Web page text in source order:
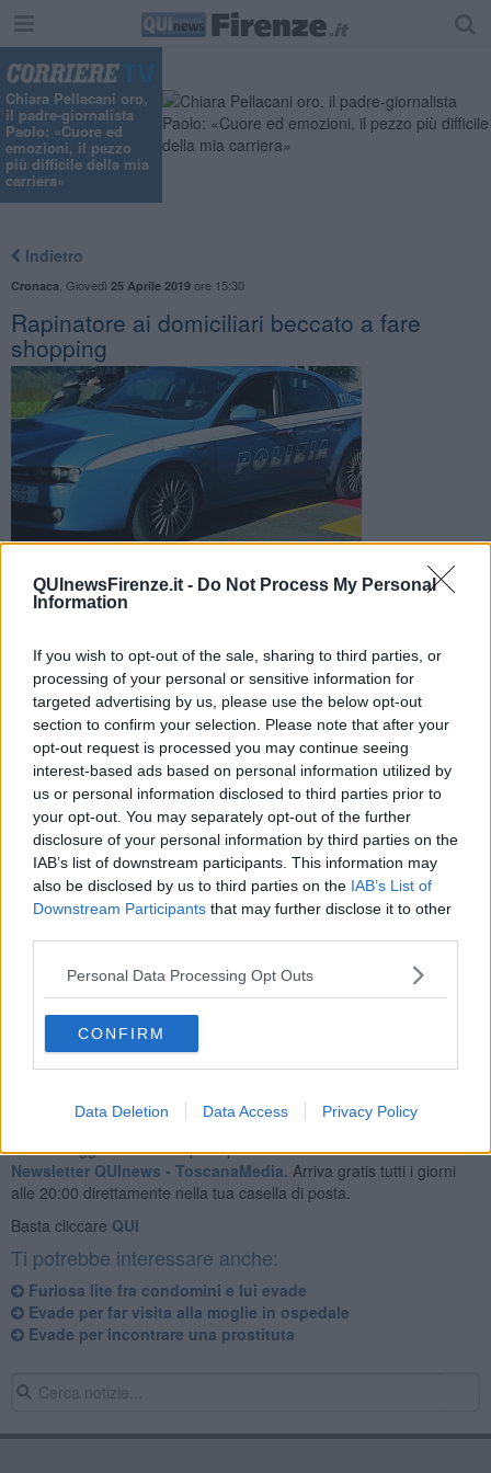
QUInewsFirenze.it - Do Not Process My Personal
Information
If you wish to opt-out of the sale, sharing to third parties, or
processing of your personal or sensitive information for
targeted advertising by us, please use the below opt-out
section to confirm your selection. Please note that after your
opt-out request is processed you may continue seeing
interest-based ads based on personal information utilized by
us or personal information disclosed to third parties prior to
your opt-out. You may separately opt-out of the further
disclosure of your personal information by third parties on the
IAB’s list of downstream participants. This information may
also be disclosed by us to third parties on the IAB’s List of
Downstream Participants that may further disclose it to other
Personal Data Processing Opt Outs
CONFIRM
Data Deletion Data Access Privacy Policy
Chiara Pellacani oro,
il padre-giornalista
Paolo: «Cuore ed
emozioni, il pezzo
più difficile della mia
carriera»
Indietro
Cronaca Giovedì 25 Aprile 2019ore 15:30
Rapinatore ai domiciliari beccato a fare
shopping
Il pregiudicato, fiorentino, abita a Pistoia ma è stato scoperto
da una volante della Polizia mentre stava passeggiando nel
PRATO —Ha violato gli arresti domicliari ed è stato scoperto dalla
polizia mentre passeggiava tranquillamente in viale Vittorio Veneto,
nel centro di Prato, guardando le vetrine dei negozi. Il protagonista
della vicenda è un pregiudicato di 44 anni, fiorentino e residente a
Pistoia.
Durante il controllo, gli agenti hanno trovato addosso all'uomo
anche un coltello a serramanico e sostanza stupefacente per uso
personale. E così è scattato l'arresto per evasione.
Se vuoi leggere le notizie principali della Toscana iscriviti alla
Newsletter QUInews - ToscanaMedia. Arriva gratis tutti i giorni
alle 20:00 direttamente nella tua casella di posta.
Basta cliccare QUI
Ti potrebbe interessare anche:
Furiosa lite fra condomini e lui evade
Evade per far visita alla moglie in ospedale
Evade per incontrare una prostituta